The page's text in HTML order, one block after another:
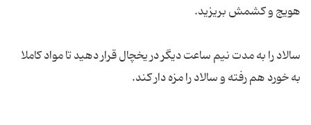
هویج و کشمش بریزید.
سالاد را به مدت نیم ساعت دیگر در یخچال قرار دهید تا مواد کاملا
به خورد هم رفته و سالاد را مزه دار کند.